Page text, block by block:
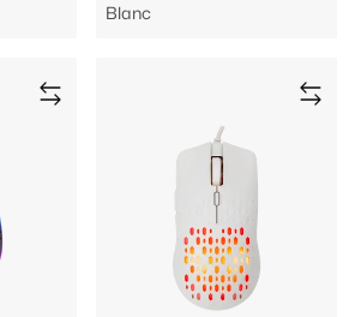
Blanc